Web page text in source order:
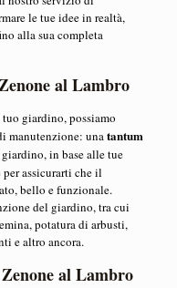
le tue idee in realtà,
alla sua completa
al Lambro
giardino, possiamo
manutenzione: unatantum
in base alle tue
assicurarti che il
bello e funzionale.
del giardino, tra cui
potatura di arbusti,
e altro ancora.
al Lambro